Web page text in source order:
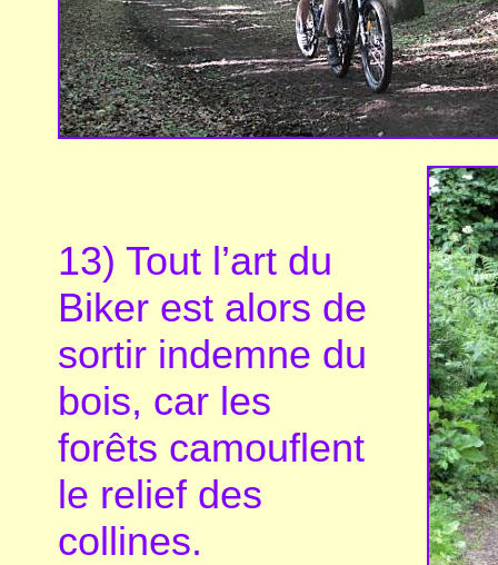
13) Tout l’art du
Biker est alors de
sortir indemne du
bois, car les
forêts camouflent
le relief des
collines.